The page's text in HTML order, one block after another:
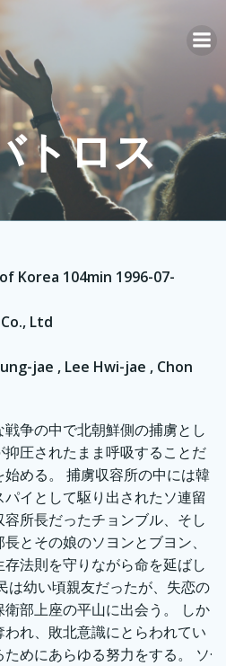
ン
へ
ス
キ
ッ
トロス
Korea 104min 1996-07-
Ltd
jae , Lee Hwi-jae , Chon
争の中で北朝鮮側の捕虜とし
圧されたまま呼吸することだ
める。 捕虜収容所の中には韓
イとして駆り出されたソ連留
所長だったチョンブル、そし
とその娘のソヨンとブヨン、
法則を守りながら命を延ばし
は幼い頃親友だったが、失恋の
部上座の平山に出会う。 しか
れ、敗北意識にとらわれてい
めにあらゆる努力をする。 ソ·